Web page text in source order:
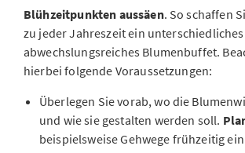
Blühzeitpunkten aussäen. So schaffen
zu jeder Jahreszeit ein
abwechslungsreiches Blumenbuffet.
hierbei folgende Voraussetzungen:
Überlegen Sie vorab, wo die
und wie sie gestalten werden soll.
beispielsweise Gehwege frühzeitig